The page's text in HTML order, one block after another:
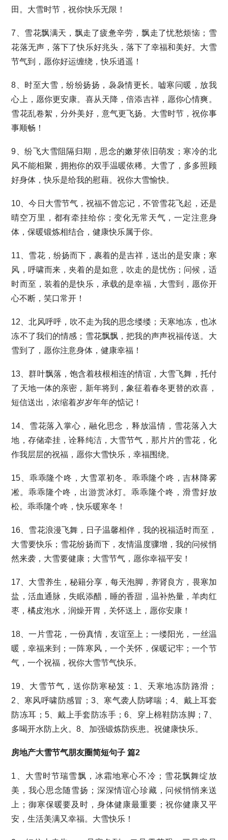
田。大雪时节，祝你快乐无限！
7、雪花飘满天，飘走了疲惫辛劳，飘走了忧愁烦恼；雪
花落无声，落下了快乐好兆头，落下了幸福和美好。大雪
节气到，愿你好运缠绕，快乐逍遥！
8、时至大雪，纷纷扬扬，袅袅情更长。嘘寒问暖，放我
心上，愿你更安康。喜从天降，倍添吉祥，愿你心情爽。
雪花乱卷絮，分外美好，意气更飞扬。大雪时节，祝你事
事顺畅！
9、纷飞大雪阻隔归期，思念的嫩芽依旧萌发；寒冷的北
风不能相聚，拥抱你的双手温暖依稀。大雪了，多多照顾
好身体，快乐是给我的慰藉。祝你大雪愉快。
10、今日大雪节气，祝福不曾忘记，不管雪花飞起，还是
晴空万里，都有牵挂给你；变化无常天气，一定注意身
体，保暖锻炼相结合，健康快乐属于你。
11、雪花，纷扬而下，裹着的是吉祥，送出的是安康；寒
风，呼啸而来，夹着的是如意，吹走的是忧伤；问候，适
时而至，装着的是快乐，承载的是幸福，大雪到，愿你开
心不断，笑口常开！
12、北风呼呼，吹不走为我的思念缕缕；天寒地冻，也冰
冻不了我们的情感；雪花飘飘，把我的声声祝福传送。大
雪到了，愿你注意身体，健康幸福！
13、群叶飘落，饱含着枝根相连的情谊，大雪飞舞，托付
了天地一体的亲密，新年将到，象征着春冬更替的欢喜，
短信送出，浓缩着岁岁年年的惦记！
14、雪花落入掌心，融化思念，释放温情，雪花落入大
地，存储牵挂，诠释纯洁，大雪节气，那片片的雪花，化
作我层层的祝福，愿你大雪快乐，幸福围绕。
15、乖乖隆个咚，大雪罩初冬。乖乖隆个咚，吉林降雾
凇。乖乖隆个咚，出游赏冰灯。乖乖隆个咚，滑雪好放
松。乖乖隆个咚，快乐暖寒冬！
16、雪花浪漫飞舞，日子温馨相伴，我的祝福适时而至，
大雪要快乐；雪花纷扬而下，友情温度骤增，我的问候悄
然来袭，大雪要健康；大雪节气，愿你幸福平安！
17、大雪养生，秘籍分享，每天泡脚，养肾良方，畏寒加
盐，活血通脉，失眠添醋，睡的香甜，温补热量，羊肉红
枣，橘皮泡水，润燥开胃，关怀送上，愿你安康！
18、一片雪花，一份真情，友谊至上；一缕阳光，一丝温
暖，幸福来到；一阵寒风，一个关怀，保暖记牢；一个节
气，一个祝福，祝你大雪节气快乐。
19、大雪节气，送你防寒秘笈：1、天寒地冻防路滑；
2、寒风呼啸防感冒；3、寒气袭人防哮喘；4、戴上耳套
防冻耳；5、戴上手套防冻手；6、穿上棉鞋防冻脚；7、
多喝开水防上火。8、加强锻炼防疾患。祝健康快乐。
房地产大雪节气朋友圈简短句子 篇2
1、大雪时节瑞雪飘，冰霜地寒心不冷；雪花飘舞绽放
美，我心思念随雪扬；深深情谊心珍藏，问候悄悄来送
上；御寒保暖要及时，身体健康最重要；祝你健康又平
安，生活美满又幸福。大雪快乐！